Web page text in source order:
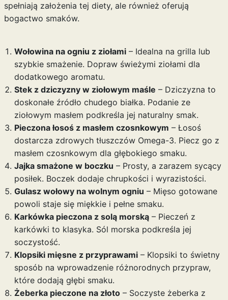
spełniają założenia tej diety, ale również oferują
bogactwo smaków.
Wołowina na ogniu z ziołami– Idealna na grilla lub
szybkie smażenie. Dopraw świeżymi ziołami dla
dodatkowego aromatu.
Stek z dziczyzny w ziołowym maśle – Dziczyzna to
doskonałe źródło chudego białka. Podanie ze
ziołowym masłem podkreśla jej naturalny smak.
Pieczona łosoś z masłem czosnkowym – Łosoś
dostarcza zdrowych tłuszczów Omega-3. Piecz go z
masłem czosnkowym dla głębokiego smaku.
Jajka smażone w boczku – Prosty, a zarazem sycący
posiłek. Boczek dodaje chrupkości i wyrazistości.
Gulasz wołowy na wolnym ogniu – Mięso gotowane
powoli staje się miękkie i pełne smaku.
Karkówka pieczona z solą morską– Pieczeń z
karkówki to klasyka. Sól morska podkreśla jej
soczystość.
Klopsiki mięsne z przyprawami– Klopsiki to świetny
sposób na wprowadzenie różnorodnych przypraw,
które dodają głębi smaku.
Żeberka pieczone na złoto– Soczyste żeberka z